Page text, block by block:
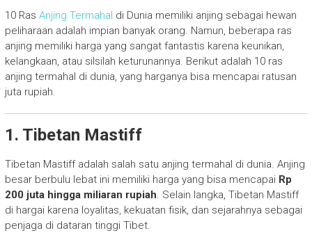
10 Ras Anjing Termahal di Dunia memiliki anjing sebagai hewan
peliharaan adalah impian banyak orang. Namun, beberapa ras
anjing memiliki harga yang sangat fantastis karena keunikan,
kelangkaan, atau silsilah keturunannya. Berikut adalah 10 ras
anjing termahal di dunia, yang harganya bisa mencapai ratusan
juta rupiah.
1. Tibetan Mastiff
Tibetan Mastiff adalah salah satu anjing termahal di dunia. Anjing
besar berbulu lebat ini memiliki harga yang bisa mencapai Rp
200 juta hingga miliaran rupiah. Selain langka, Tibetan Mastiff
di hargai karena loyalitas, kekuatan fisik, dan sejarahnya sebagai
penjaga di dataran tinggi Tibet.